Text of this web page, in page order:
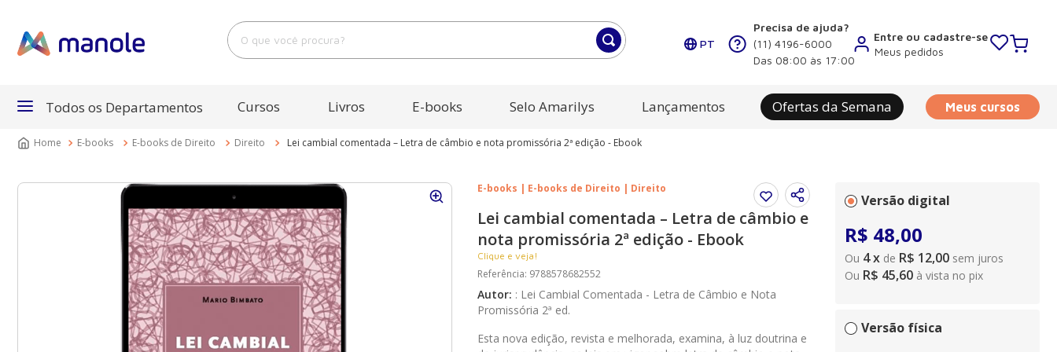
O que você procura?
PT
Precisa de ajuda?
(11) 4196-6000
Das 08:00 às 17:00
Entre ou cadastre-se
Meus pedidos
Todos os Departamentos Cursos Livros E-books Selo Amarilys Lançamentos Ofertas da Semana Meus cursos
E-books E-books de Direito Direito Lei cambial comentada – Letra de câmbio e nota promissória 2ª edição - Ebook
E-books | E-books de Direito | Direito
Lei cambial comentada – Letra de câmbio e
nota promissória 2ª edição - Ebook
Clique e veja!
Referência: 9788578682552
Autor: : Lei Cambial Comentada - Letra de Câmbio e Nota
Promissória 2ª ed.
Esta nova edição, revista e melhorada, examina, à luz doutrina e
Versão digital
R$ 48,00
Ou 4x de R$ 12,00 sem juros
Ou R$ 45,60 à vista no pix
Versão física